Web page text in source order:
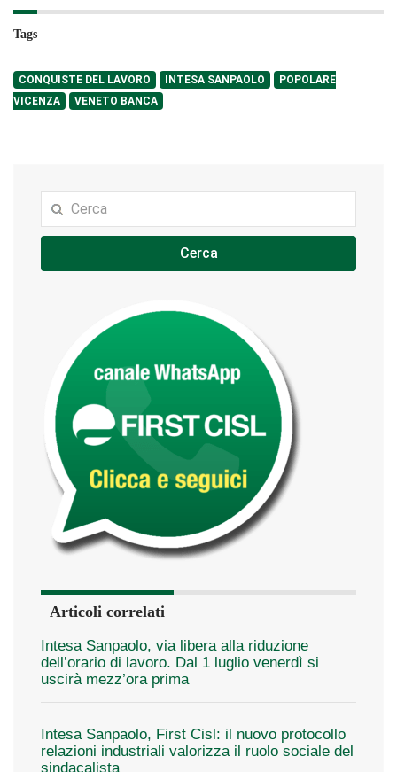
Tags
CONQUISTE DEL LAVORO INTESA SANPAOLO
POPOLARE
VICENZA
VENETO BANCA
Cerca
Articoli correlati
Intesa Sanpaolo, via libera alla riduzione
dell’orario di lavoro. Dal 1 luglio venerdì si
uscirà mezz’ora prima
Intesa Sanpaolo, First Cisl: il nuovo protocollo
relazioni industriali valorizza il ruolo sociale del
sindacalista